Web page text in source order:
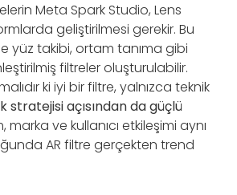
Meta Spark Studio, Lens
geliştirilmesi gerekir. Bu
yüz takibi, ortam tanıma gibi
filtreler oluşturulabilir.
ki iyi bir filtre, yalnızca teknik
stratejisi açısından da güçlü
marka ve kullanıcı etkileşimi aynı
AR filtre gerçekten trend